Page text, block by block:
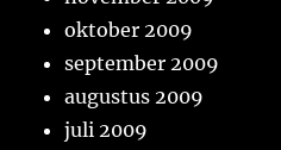
oktober 2009
september 2009
augustus 2009
juli 2009